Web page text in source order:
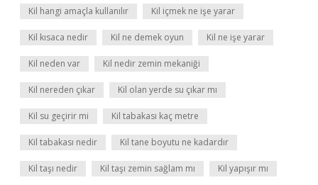
Kil hangi amaçla kullanılır Kil içmek ne işe yarar
Kil kısaca nedir Kil ne demek oyun Kil ne işe yarar
Kil neden var Kil nedir zemin mekaniği
Kil nereden çıkar Kil olan yerde su çıkar mı
Kil su geçirir mi Kil tabakası kaç metre
Kil tabakası nedir Kil tane boyutu ne kadardır
Kil taşı nedir Kil taşı zemin sağlam mı Kil yapışır mı